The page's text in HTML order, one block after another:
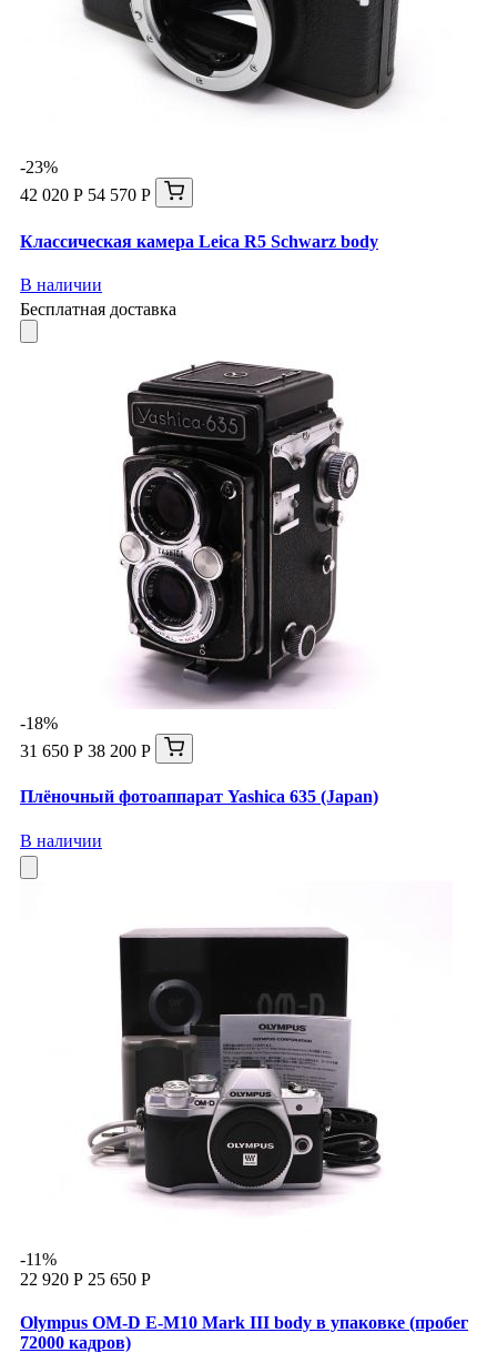
-23%
42 020 Р 54 570 Р
Классическая камера Leica R5 Schwarz body
В наличии
Бесплатная доставка
-18%
31 650 Р 38 200 Р
Плёночный фотоаппарат Yashica 635 (Japan)
В наличии
-11%
22 920 Р 25 650 Р
Olympus OM-D E-M10 Mark III body в упаковке (пробег
72000 кадров)